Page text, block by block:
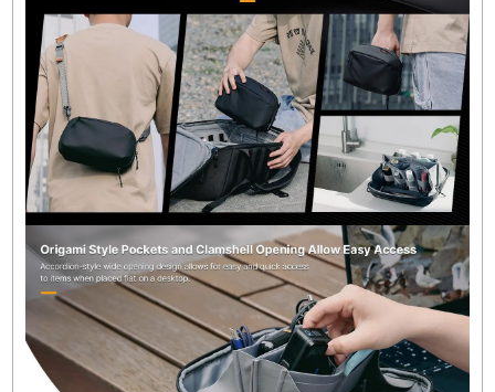
Marka:Ulanzi
Seri:
TRAKER
Model:
BP06
Ürün Kodu:B007GBB1
Kapasite:
2 Litre
Renk:Siyah
Malzeme:Polyester
Suya Dayanıklılık:Suya Dayanıklı
Kapanış Tipi:Fermuar
İç Bölme Yapısı: Sabit Bölücüler (Origami
Tasarım)
Taşıma Seçenekleri:El Askısı, Opsiyonel